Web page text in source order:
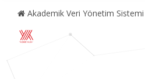
Akademik Veri Yönetim Sistemi